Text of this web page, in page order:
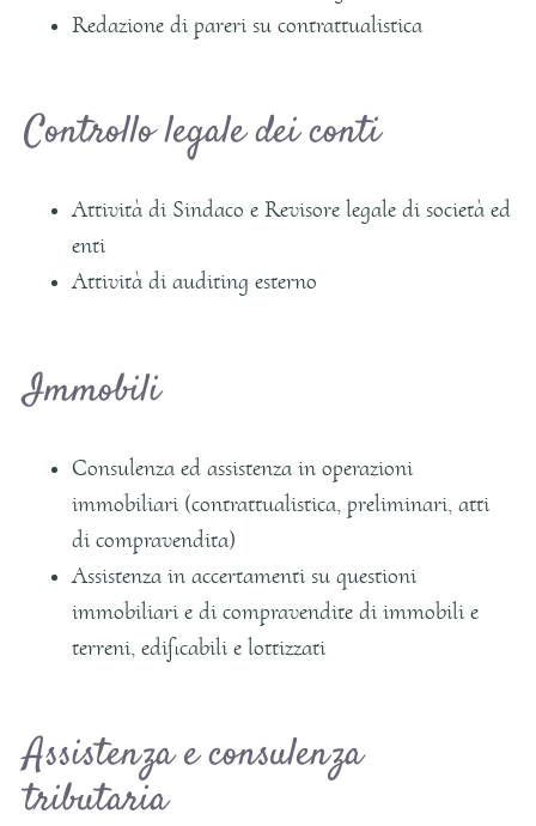
Redazione di pareri su contrattualistica
Controllo legale dei conti
Attività di Sindaco e Revisore legale di società ed
enti
Attività di auditing esterno
Immobili
Consulenza ed assistenza in operazioni
immobiliari (contrattualistica, preliminari, atti
di compravendita)
Assistenza in accertamenti su questioni
immobiliari e di compravendite di immobili e
terreni, edificabili e lottizzati
Assistenza e consulenza
tributaria